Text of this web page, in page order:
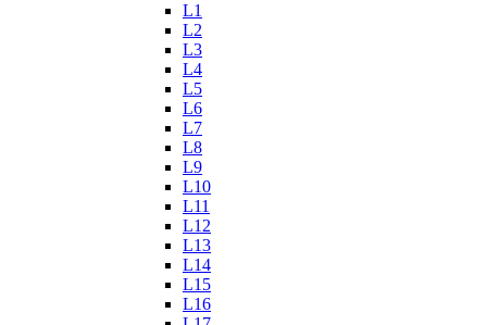
L1
L2
L3
L4
L5
L6
L7
L8
L9
L10
L11
L12
L13
L14
L15
L16